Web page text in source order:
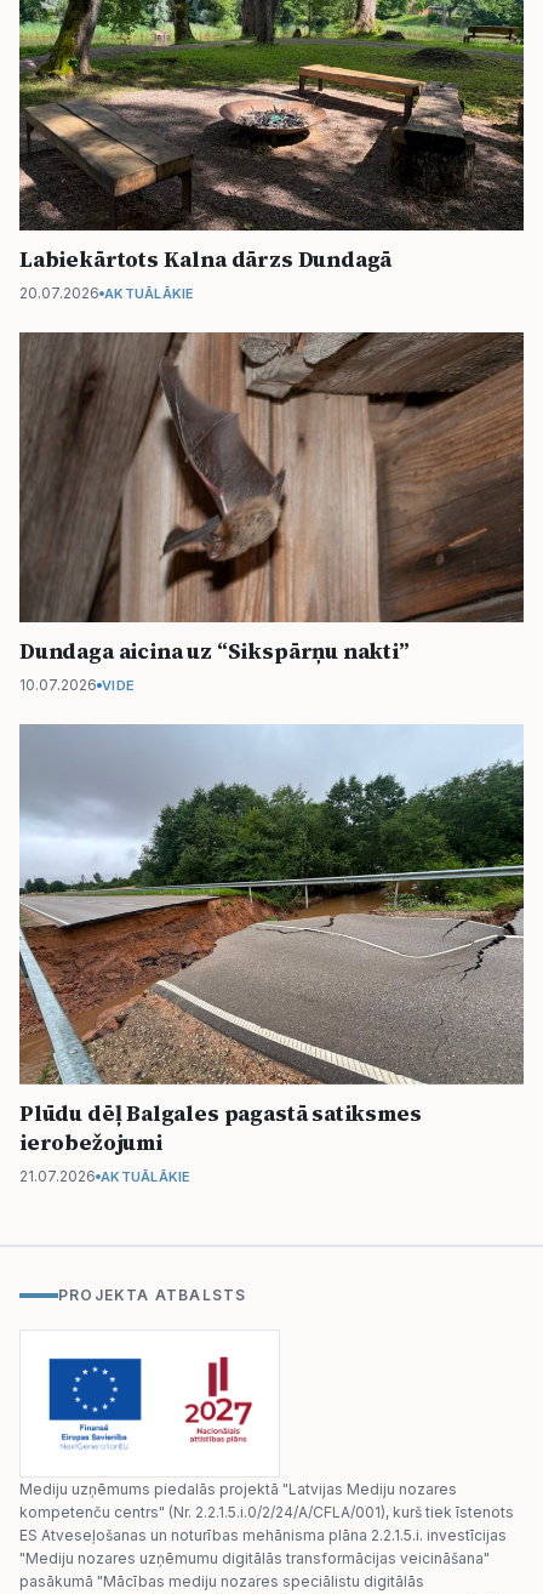
Labiekārtots Kalna dārzs Dundagā
20.07.2026 AKTUĀLĀKIE
Dundaga aicina uz “Sikspārņu nakti”
10.07.2026 VIDE
Plūdu dēļ Balgales pagastā satiksmes
ierobežojumi
21.07.2026 AKTUĀLĀKIE
PROJEKTA ATBALSTS
Mediju uzņēmums piedalās projektā "Latvijas Mediju nozares
kompetenču centrs" (Nr. 2.2.1.5.i.0/2/24/A/CFLA/001), kurš tiek īstenots
ES Atveseļošanas un noturības mehānisma plāna 2.2.1.5.i. investīcijas
"Mediju nozares uzņēmumu digitālās transformācijas veicināšana"
pasākumā "Mācības mediju nozares speciālistu digitālās